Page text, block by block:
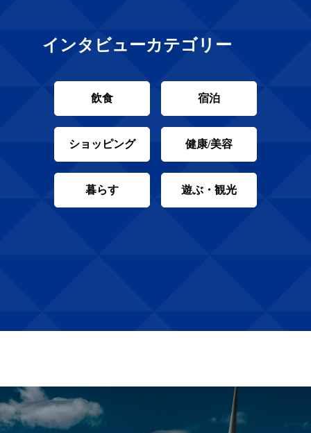
インタビューカテゴリー
飲食 宿泊
ショッピング 健康/美容
暮らす 遊ぶ・観光